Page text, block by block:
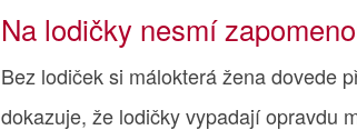
Na lodičky nesmí
Bez lodiček si málokterá žena dovede
dokazuje, že lodičky vypadají opravdu